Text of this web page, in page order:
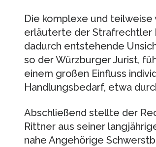
Die komplexe und
erläuterte der Strafrechtler
dadurch entstehende
so der Würzburger Jurist,
einem großen Einfluss
Handlungsbedarf, etwa
Abschließend stellte der
Rittner aus seiner
nahe Angehörige